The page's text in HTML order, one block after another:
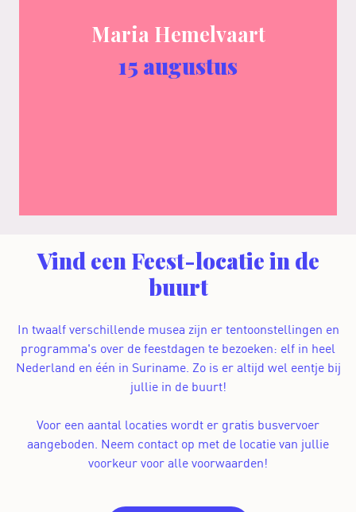
Maria Hemelvaart
15 augustus
Vind een Feest-locatie in de
buurt
In twaalf verschillende musea zijn er tentoonstellingen en
programma's over de feestdagen te bezoeken: elf in heel
Nederland en één in Suriname. Zo is er altijd wel eentje bij
jullie in de buurt!
Voor een aantal locaties wordt er gratis busvervoer
aangeboden. Neem contact op met de locatie van jullie
voorkeur voor alle voorwaarden!